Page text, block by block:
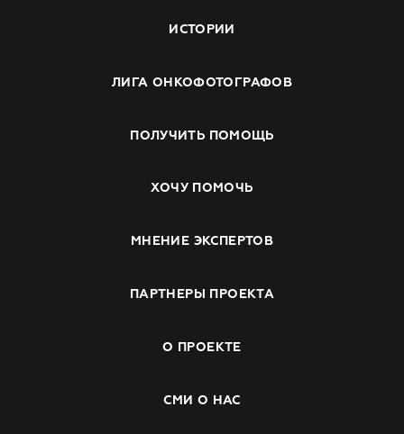
ИСТОРИИ
ЛИГА ОНКОФОТОГРАФОВ
ПОЛУЧИТЬ ПОМОЩЬ
ХОЧУ ПОМОЧЬ
МНЕНИЕ ЭКСПЕРТОВ
ПАРТНЕРЫ ПРОЕКТА
О ПРОЕКТЕ
СМИ О НАС